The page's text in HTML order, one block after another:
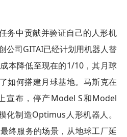
务中贡献并验证自己的人形机
公司GITAI已经计划用机器人替
本降低至现在的1/10，其月球
如何搭建月球基地。马斯克在
宣布，停产Model S和Model
化制造Optimus人形机器人。
终服务的场景，从地球工厂延